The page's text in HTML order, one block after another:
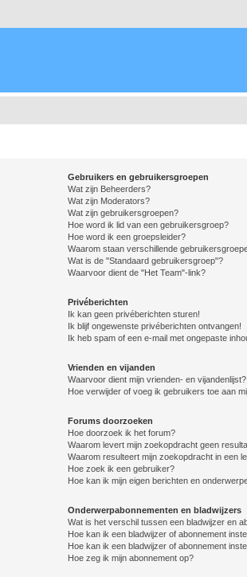
Gebruikers en gebruikersgroepen
Wat zijn Beheerders?
Wat zijn Moderators?
Wat zijn gebruikersgroepen?
Hoe word ik lid van een gebruikersgroep?
Hoe word ik een groepsleider?
Waarom staan verschillende
Wat is de "Standaard gebruikersgroep"?
Waarvoor dient de "Het Team"-link?
Privéberichten
Ik kan geen privéberichten sturen!
Ik blijf ongewenste privéberichten ontvangen!
Ik heb spam of een e-mail met ongepaste
Vrienden en vijanden
Waarvoor dient mijn vrienden- en vijandenlijst?
Hoe verwijder of voeg ik gebruikers toe aan
Forums doorzoeken
Hoe doorzoek ik het forum?
Waarom levert mijn zoekopdracht geen
Waarom resulteert mijn zoekopdracht in een
Hoe zoek ik een gebruiker?
Hoe kan ik mijn eigen berichten en
Onderwerpabonnementen en bladwijzers
Wat is het verschil tussen een bladwijzer en
Hoe kan ik een bladwijzer of abonnement
Hoe kan ik een bladwijzer of abonnement
Hoe zeg ik mijn abonnement op?